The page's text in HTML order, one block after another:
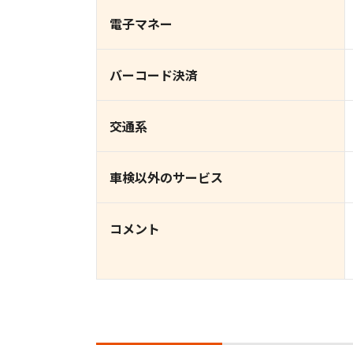
電子マネー
バーコード決済
交通系
車検以外のサービス
コメント